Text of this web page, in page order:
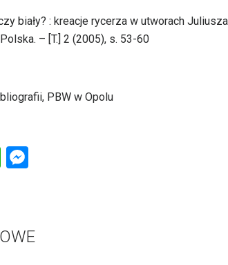
biały? : kreacje rycerza w utworach
– [T.] 2 (2005), s. 53-60
PBW w Opolu
W
s
A
n
g